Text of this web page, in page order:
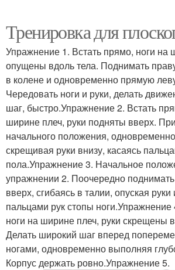
Тренировка для
Упражнение 1. Встать прямо, ноги на
опущены вдоль тела. Поднимать
в колене и одновременно прямую
Чередовать ноги и руки, делать
шаг, быстро.Упражнение 2. Встать
ширине плеч, руки подняты вверх.
начального положения,
скрещивая руки внизу, касаясь
пола.Упражнение 3. Начальное
упражнении 2. Поочередно
вверх, сгибаясь в талии, опуская руки
пальцами рук стопы ноги.Упражнение
ноги на ширине плеч, руки скрещены
Делать широкий шаг вперед
ногами, одновременно выполняя
Корпус держать ровно.Упражнение 5.